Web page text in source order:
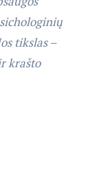
tikslas –
krašto